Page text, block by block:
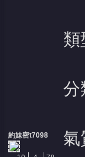
約妹密t7098
類
分
氣